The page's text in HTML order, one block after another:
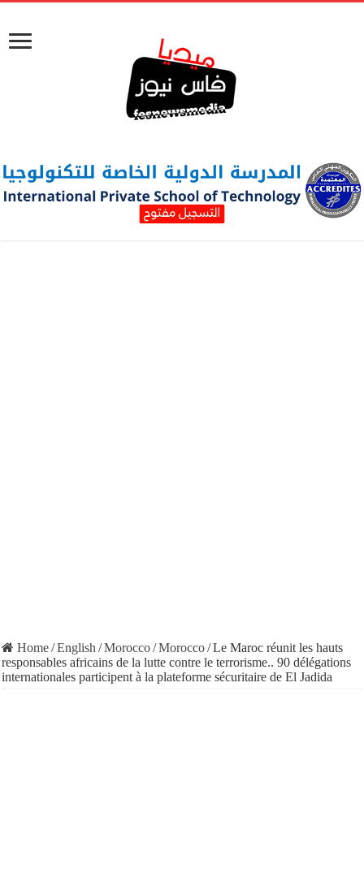
Home/English /Morocco/Morocco/Le Maroc réunit les hauts
responsables africains de la lutte contre le terrorisme.. 90 délégations
internationales participent à la plateforme sécuritaire de El Jadida